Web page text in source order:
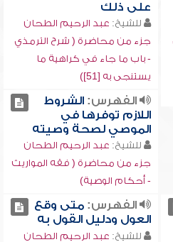
على ذلك
للشيخ: عبد الرحيم الطحان
جزء من محاضرة ( شرح الترمذي
- باب ما جاء في كراهية ما
يستنجى به [51])
الفهرس:الشروط
اللازم توفرها في
الموصي لصحة وصيته
للشيخ: عبد الرحيم الطحان
جزء من محاضرة ( فقه المواريث
- أحكام الوصية)
الفهرس:متى وقع
العول ودليل القول به
للشيخ: عبد الرحيم الطحان